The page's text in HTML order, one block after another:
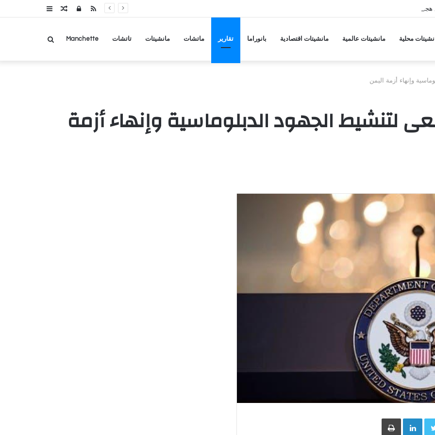
منسقة من حلفاء لإيران عمودمقالتسجيلRSS
محلية مانشيتات عالمية مانشيتات اقتصادية بانوراما تقارير ماتشات مانشيتات تاتشات Manchette بحث
وإنهاء أزمة اليمن
لتنشيط الجهود الدبلوماسية وإنهاء أزمة
Twitter
LinkedInطباعة